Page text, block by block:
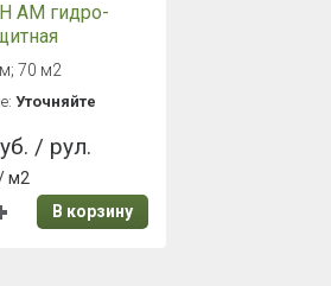
АМ гидро-
70 м2
Уточняйте
/ рул.
м2
В корзину